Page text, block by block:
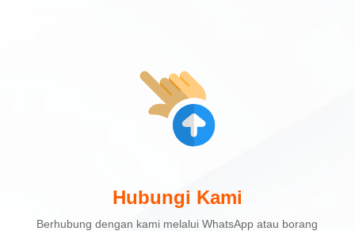
Hubungi Kami
Berhubung dengan kami melalui WhatsApp atau borang